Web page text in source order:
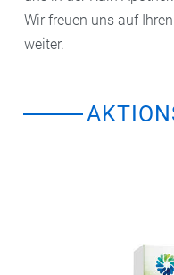
Wir freuen uns auf
weiter.